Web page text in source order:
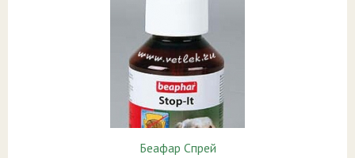
Беафар Спрей